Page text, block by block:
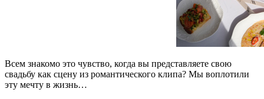
Всем знакомо это чувство, когда вы представляете свою
свадьбу как сцену из романтического клипа? Мы воплотили
эту мечту в жизнь…